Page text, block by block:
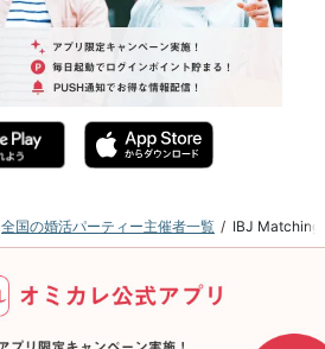
全国の婚活パーティー主催者一覧 IBJ Matching